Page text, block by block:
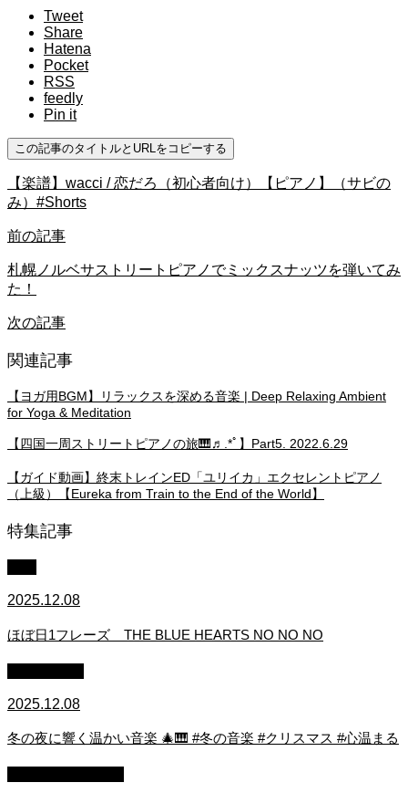
Tweet
Share
Hatena
Pocket
RSS
feedly
Pin it
この記事のタイトルとURLをコピーする
【楽譜】wacci / 恋だろ（初心者向け）【ピアノ】（サビの
み）#Shorts
前の記事
札幌ノルベサストリートピアノでミックスナッツを弾いてみ
た！
次の記事
関連記事
【ヨガ用BGM】リラックスを深める音楽 | Deep Relaxing Ambient
for Yoga & Meditation
【四国一周ストリートピアノの旅🎹♬.*ﾟ】Part5. 2022.6.29
【ガイド動画】終末トレインED「ユリイカ」エクセレントピアノ
（上級）【Eureka from Train to the End of the World】
特集記事
2025.12.08
ほぼ日1フレーズ THE BLUE HEARTS NO NO NO
2025.12.08
冬の夜に響く温かい音楽 🎄🎹 #冬の音楽 #クリスマス #心温まる